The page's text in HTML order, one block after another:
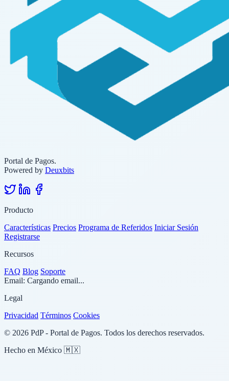
Portal de Pagos.
Powered by Deuxbits
Producto
Características Precios Programa de Referidos Iniciar Sesión
Registrarse
Recursos
FAQ Blog Soporte
Email: Cargando email...
Legal
Privacidad Términos Cookies
© 2026 PdP - Portal de Pagos. Todos los derechos reservados.
Hecho en México 🇲🇽